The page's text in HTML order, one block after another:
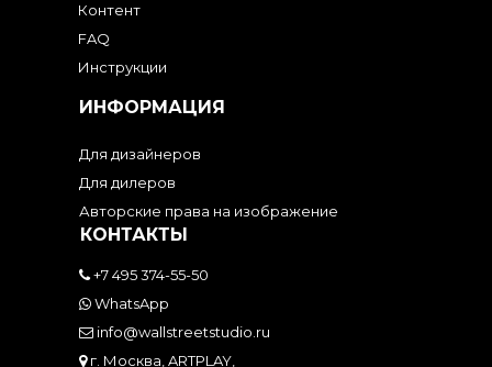
Контент
FAQ
Инструкции
ИНФОРМАЦИЯ
Для дизайнеров
Для дилеров
Авторские права на изображение
КОНТАКТЫ
+7 495 374-55-50
WhatsApp
info@wallstreetstudio.ru
г. Москва, ARTPLAY,